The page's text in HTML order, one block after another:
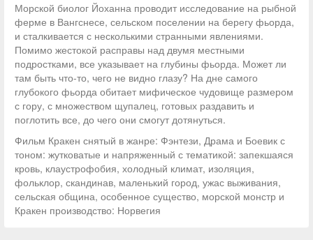
Морской биолог Йоханна проводит исследование на рыбной
ферме в Вангснесе, сельском поселении на берегу фьорда,
и сталкивается с несколькими странными явлениями.
Помимо жестокой расправы над двумя местными
подростками, все указывает на глубины фьорда. Может ли
там быть что-то, чего не видно глазу? На дне самого
глубокого фьорда обитает мифическое чудовище размером
с гору, с множеством щупалец, готовых раздавить и
поглотить все, до чего они смогут дотянуться.
Фильм Кракен снятый в жанре: Фэнтези, Драма и Боевик с
тоном: жутковатые и напряженный с тематикой: запекшаяся
кровь, клаустрофобия, холодный климат, изоляция,
фольклор, скандинав, маленький город, ужас выживания,
сельская община, особенное существо, морской монстр и
Кракен производство: Норвегия